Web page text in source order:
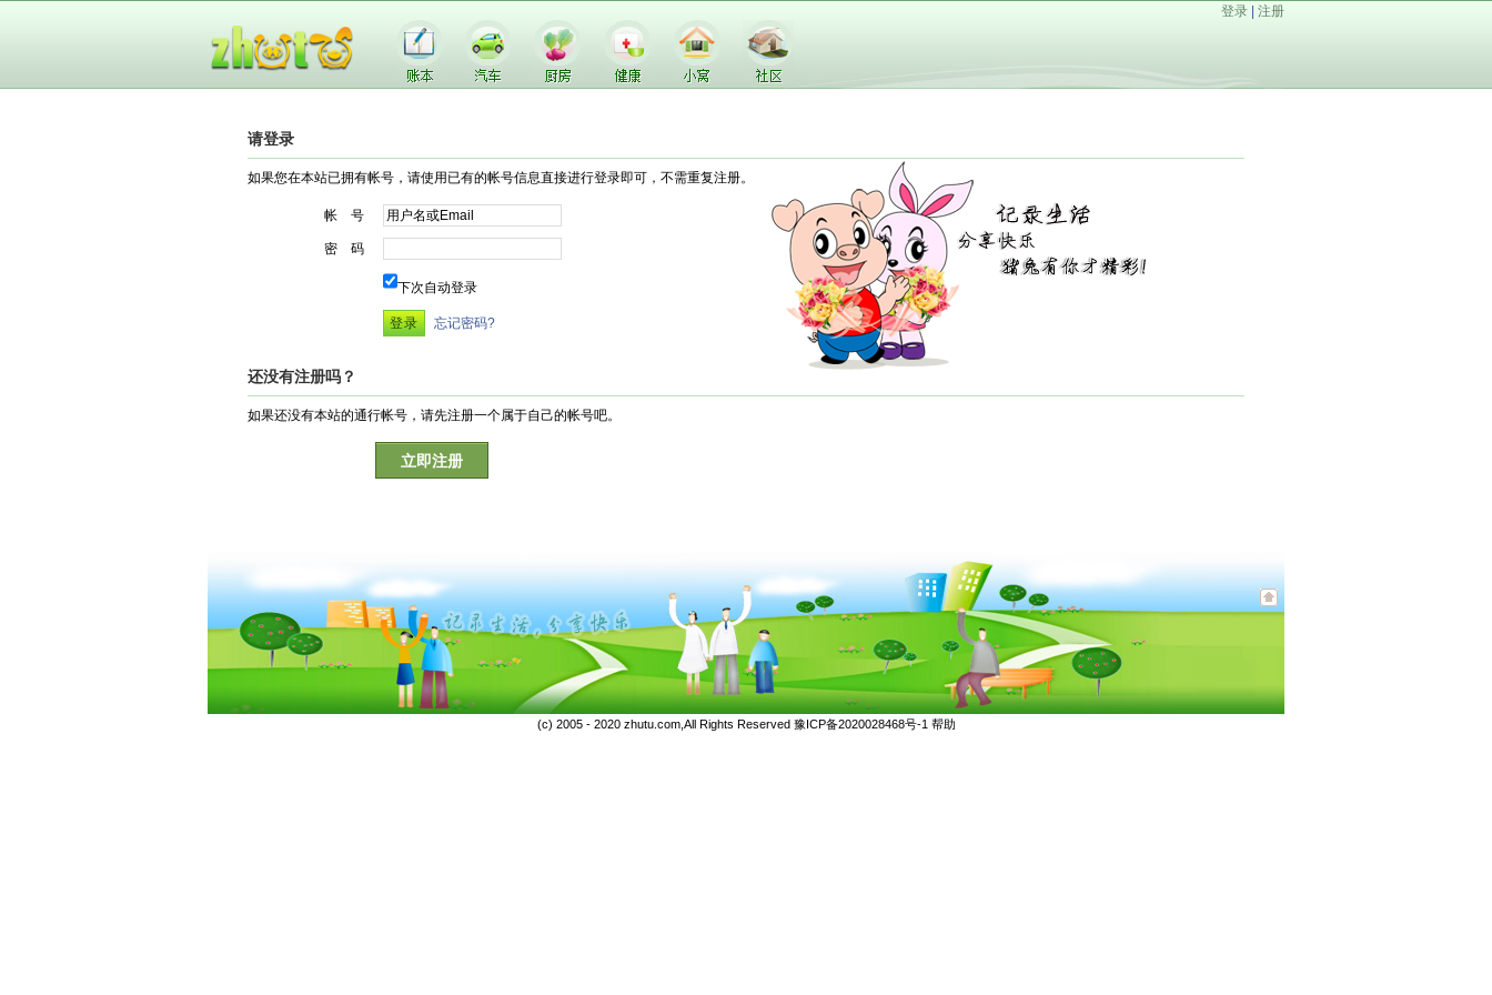
登录 注册
请登录
如果您在本站已拥有帐号，请使用已有的帐号信息直接进行登录即可，不需重复注册。
帐 号
密 码
下次自动登录
忘记密码?
还没有注册吗？
如果还没有本站的通行帐号，请先注册一个属于自己的帐号吧。
立即注册
(c) 2005 - 2020 zhutu.com,All Rights Reserved 豫ICP备2020028468号-1 帮助